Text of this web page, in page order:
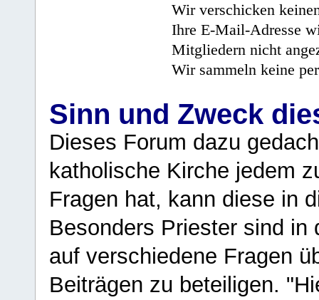
Wir verschicken
Ihre E-Mail-Adresse
Mitgliedern nicht
Wir sammeln keine
Sinn und Zweck
Dieses Forum dazu
katholische Kirche jedem
Fragen hat, kann diese in
Besonders Priester sind in
auf verschiedene Fragen
Beiträgen zu beteiligen.